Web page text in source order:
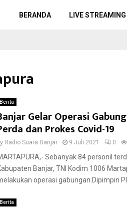
BERANDA LIVE
Berita
Gelar Operasi
dan Prokes Covid-19
Radio Suara Banjar 9 Juli 2021 0
Sebanyak 84 personil
Banjar, TNI Kodim 1006
operasi gabungan.Dipimpin
Berita